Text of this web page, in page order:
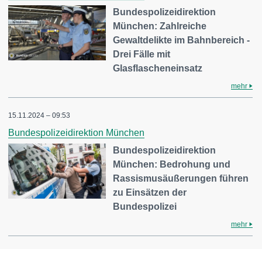
Bundespolizeidirektion
München: Zahlreiche
Gewaltdelikte im Bahnbereich -
Drei Fälle mit
Glasflascheneinsatz
mehr
15.11.2024 – 09:53
Bundespolizeidirektion München
Bundespolizeidirektion
München: Bedrohung und
Rassismusäußerungen führen
zu Einsätzen der
Bundespolizei
mehr